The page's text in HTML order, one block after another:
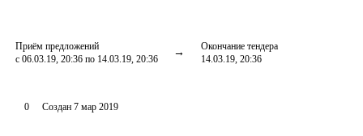
Приём предложений
с 06.03.19, 20:36 по 14.03.19, 20:36
Окончание тендера
14.03.19, 20:36
0 Создан 7 мар 2019